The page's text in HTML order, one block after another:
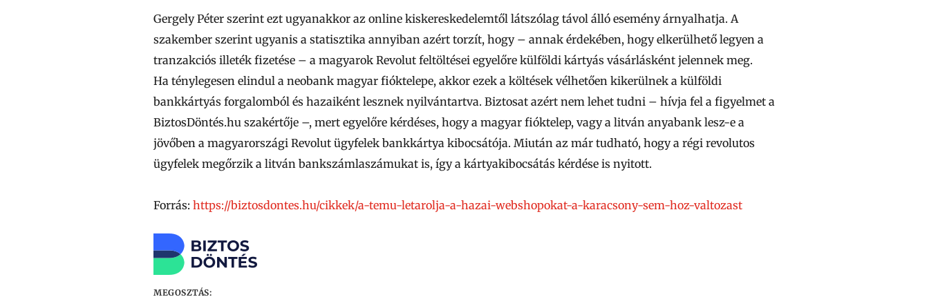
Gergely Péter szerint ezt ugyanakkor az online kiskereskedelemtől látszólag távol álló esemény árnyalhatja. A
szakember szerint ugyanis a statisztika annyiban azért torzít, hogy – annak érdekében, hogy elkerülhető legyen a
tranzakciós illeték fizetése – a magyarok Revolut feltöltései egyelőre külföldi kártyás vásárlásként jelennek meg.
Ha ténylegesen elindul a neobank magyar fióktelepe, akkor ezek a költések vélhetően kikerülnek a külföldi
bankkártyás forgalomból és hazaiként lesznek nyilvántartva. Biztosat azért nem lehet tudni – hívja fel a figyelmet a
BiztosDöntés.hu szakértője –, mert egyelőre kérdéses, hogy a magyar fióktelep, vagy a litván anyabank lesz-e a
jövőben a magyarországi Revolut ügyfelek bankkártya kibocsátója. Miután az már tudható, hogy a régi revolutos
ügyfelek megőrzik a litván bankszámlaszámukat is, így a kártyakibocsátás kérdése is nyitott.
Forrás: https://biztosdontes.hu/cikkek/a-temu-letarolja-a-hazai-webshopokat-a-karacsony-sem-hoz-valtozast
MEGOSZTÁS: